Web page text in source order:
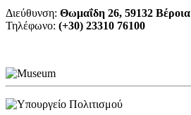
Διεύθυνση: Θωμαΐδη 26, 59132 Βέροια
Τηλέφωνο: (+30) 23310 76100